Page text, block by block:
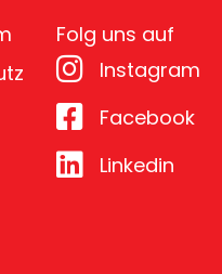
Folg uns auf
Instagram
Facebook
Linkedin